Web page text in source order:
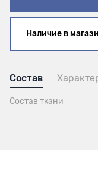
Наличие в
Состав
Состав ткани